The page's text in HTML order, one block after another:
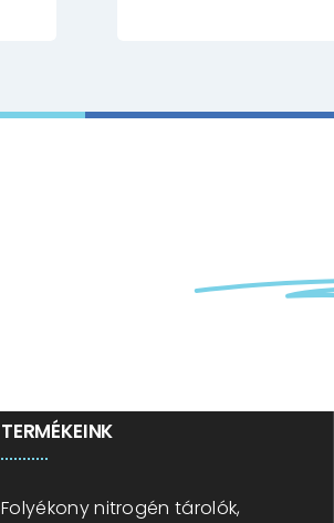
TERMÉKEINK
Folyékony nitrogén tárolók,